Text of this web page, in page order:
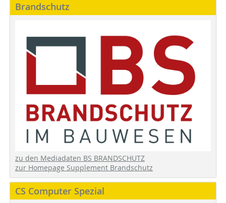
Brandschutz
zu den Mediadaten BS BRANDSCHUTZ
zur Homepage Supplement Brandschutz
CS Computer Spezial